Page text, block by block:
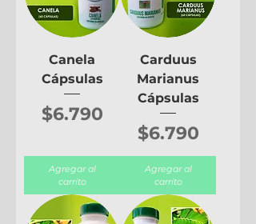
Canela
Cápsulas
Precio
$6.790
Agregar al
carrito
Carduus
Marianus
Cápsulas
Precio
$6.790
Agregar al
carrito